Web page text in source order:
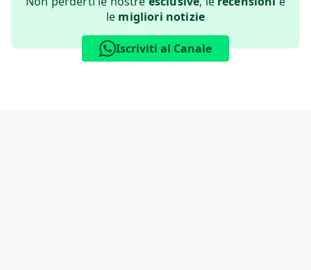
le migliori notizie
Iscriviti al Canale